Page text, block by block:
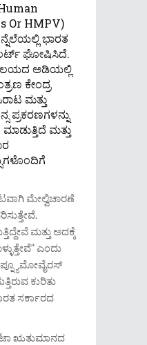
Or HMPV)
ಭಾರತ
ಘೋಷಿಸಿದೆ.
ಅಡಿಯಲ್ಲಿ
ಕೇಂದ್ರ
ಮತ್ತು
ಪ್ರಕರಣಗಳನ್ನು
ಮತ್ತು
ಮೇಲ್ವಿಚಾರಣೆ
ಮತ್ತು ಅದಕ್ಕೆ
ಎಂದು
ಕುರಿತು
ಸರ್ಕಾರದ
ಋತುಮಾನದ